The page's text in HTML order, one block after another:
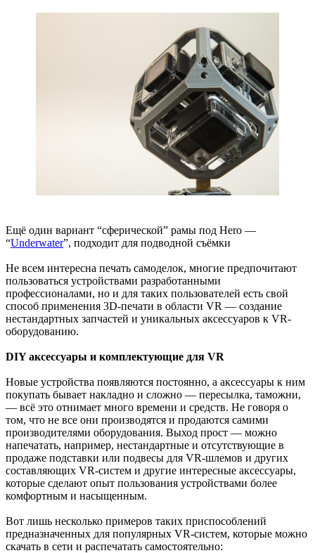
Ещё один вариант “сферической” рамы под Hero —
“Underwater”, подходит для подводной съёмки
Не всем интересна печать самоделок, многие предпочитают
пользоваться устройствами разработанными
профессионалами, но и для таких пользователей есть свой
способ применения 3D-печати в области VR — создание
нестандартных запчастей и уникальных аксессуаров к VR-
оборудованию.
DIY аксессуары и комплектующие для VR
Новые устройства появляются постоянно, а аксессуары к ним
покупать бывает накладно и сложно — пересылка, таможни,
— всё это отнимает много времени и средств. Не говоря о
том, что не все они производятся и продаются самими
производителями оборудования. Выход прост — можно
напечатать, например, нестандартные и отсутствующие в
продаже подставки или подвесы для VR-шлемов и других
составляющих VR-систем и другие интересные аксессуары,
которые сделают опыт пользования устройствами более
комфортным и насыщенным.
Вот лишь несколько примеров таких приспособлений
предназначенных для популярных VR-систем, которые можно
скачать в сети и распечатать самостоятельно: